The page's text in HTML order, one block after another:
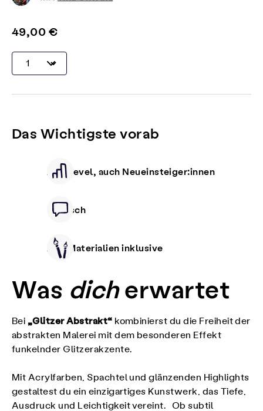
49,00 €
Das Wichtigste vorab
Alle Level, auch Neueinsteiger:innen
Deutsch
Alle Materialien inklusive
Was dicherwartet
Bei „Glitzer Abstrakt“ kombinierst du die Freiheit der
abstrakten Malerei mit dem besonderen Effekt
funkelnder Glitzerakzente.
Mit Acrylfarben, Spachtel und glänzenden Highlights
gestaltest du ein einzigartiges Kunstwerk, das Tiefe,
Ausdruck und Leichtigkeit vereint. Ob subtil